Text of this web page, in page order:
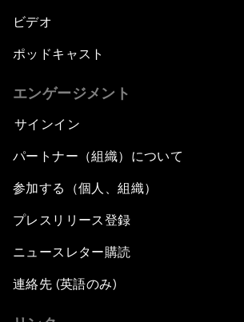
ビデオ
ポッドキャスト
エンゲージメント
サインイン
パートナー（組織）について
参加する（個人、組織）
プレスリリース登録
ニュースレター購読
連絡先 (英語のみ)